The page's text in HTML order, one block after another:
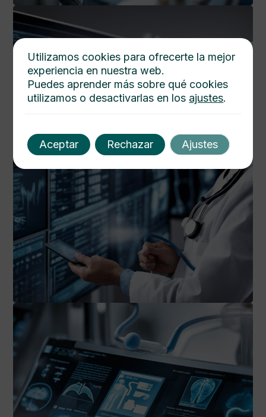
Utilizamos cookies para ofrecerte la mejor
experiencia en nuestra web.
Puedes aprender más sobre qué cookies
utilizamos o desactivarlas en los ajustes.
Aceptar Rechazar Ajustes